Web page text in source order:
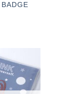
加入
「願
望輕